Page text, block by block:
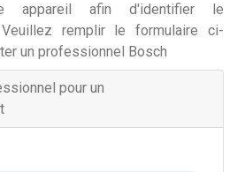
appareil afin d'identifier le
Veuillez remplir le formulaire ci-
un professionnel Bosch
pour un